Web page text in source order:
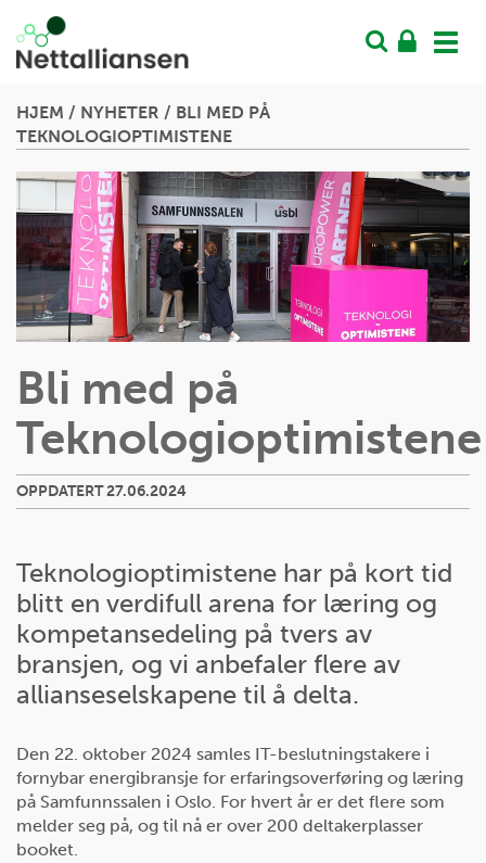
Vis
HJEM / NYHETER / BLI MED PÅ
TEKNOLOGIOPTIMISTENE
Bli med på
Teknologioptimistene
OPPDATERT 27.06.2024
Teknologioptimistene har på kort tid
blitt en verdifull arena for læring og
kompetansedeling på tvers av
bransjen, og vi anbefaler flere av
allianseselskapene til å delta.
Den 22. oktober 2024 samles IT-beslutningstakere i
fornybar energibransje for erfaringsoverføring og læring
på Samfunnssalen i Oslo. For hvert år er det flere som
melder seg på, og til nå er over 200 deltakerplasser
booket.